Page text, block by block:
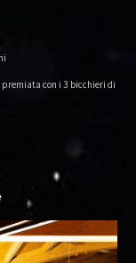
con i 3 bicchieri di